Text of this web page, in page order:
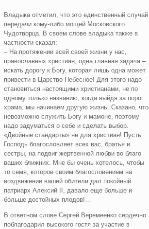
Владыка отметил, что это единственный случай
передачи кому-либо мощей Московского
Чудотворца. В своем слове владыка также в
частности сказал:
– На протяжении всей своей жизни у нас,
православных христиан, одна главная задача –
искать дорогу к Богу, которая лишь одна может
привести в Царство Небесное! Для этого надо
становиться настоящими христианами, не по
одному только названию, когда выйдя за порог
храма, мы начинаем другую жизнь. Сказано, что
невозможно служить Богу и мамоне, поэтому
надо задуматься о себе и сделать выбор.
«Двойные стандарты» не для христиан! Пусть
Господь благословляет всех вас, братья и
сестры, на подвиг жертвенной любви во благо
ваших ближних. Мне бы очень хотелось, чтобы
то семя, которое своим благословением на
воздвижение вашей обители дал покойный
патриарх Алексий II, давало еще больше и
больше достойных плодов!…
В ответном слове Сергей Веремеенко сердечно
поблагодарил высокого гостя за участие в